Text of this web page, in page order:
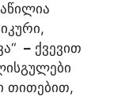
– ქვევით
თითებით,